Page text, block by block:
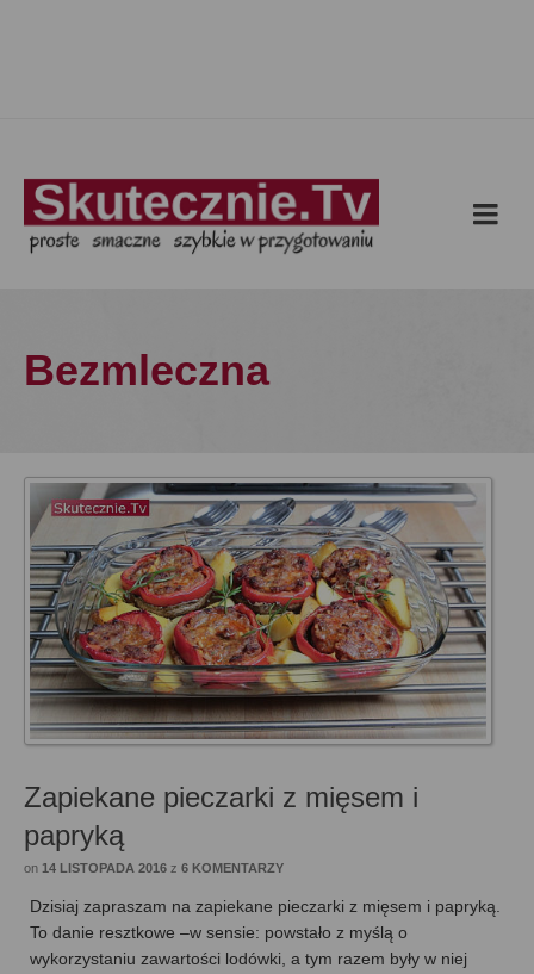
Bezmleczna
Zapiekane pieczarki z mięsem i
papryką
on 14 LISTOPADA 2016 z 6 KOMENTARZY
Dzisiaj zapraszam na zapiekane pieczarki z mięsem i papryką.
To danie resztkowe –w sensie: powstało z myślą o
wykorzystaniu zawartości lodówki, a tym razem były w niej